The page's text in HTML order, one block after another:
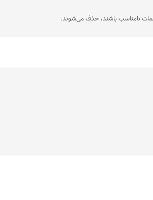
نامناسب باشند، حذف می‌شوند.